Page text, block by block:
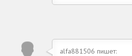
alfa881506 пишет: